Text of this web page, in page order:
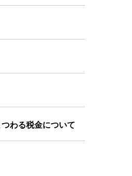
わる税金について